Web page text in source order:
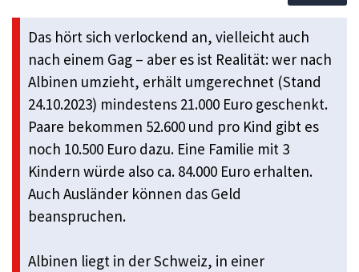
Das hört sich verlockend an, vielleicht auch
nach einem Gag – aber es ist Realität: wer nach
Albinen umzieht, erhält umgerechnet (Stand
24.10.2023) mindestens 21.000 Euro geschenkt.
Paare bekommen 52.600 und pro Kind gibt es
noch 10.500 Euro dazu. Eine Familie mit 3
Kindern würde also ca. 84.000 Euro erhalten.
Auch Ausländer können das Geld
beanspruchen.
Albinen liegt in der Schweiz, in einer